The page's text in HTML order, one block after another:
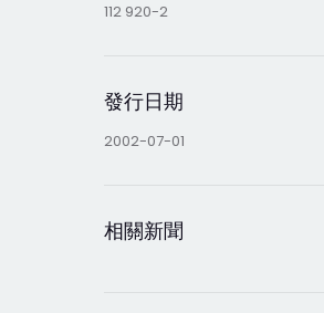
112 920-2
發行日期
2002-07-01
相關新聞